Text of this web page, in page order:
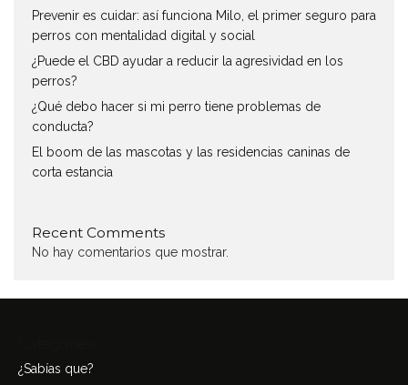
Prevenir es cuidar: así funciona Milo, el primer seguro para
perros con mentalidad digital y social
¿Puede el CBD ayudar a reducir la agresividad en los
perros?
¿Qué debo hacer si mi perro tiene problemas de
conducta?
El boom de las mascotas y las residencias caninas de
corta estancia
Recent Comments
No hay comentarios que mostrar.
¿Sabías que?